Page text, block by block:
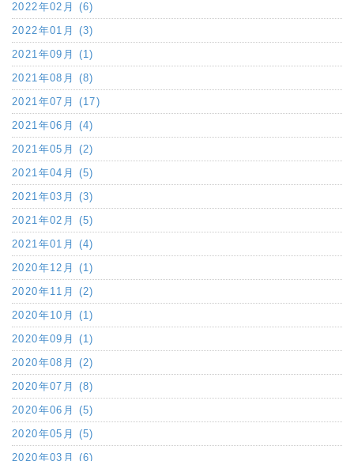
2022年02月 (6)
2022年01月 (3)
2021年09月 (1)
2021年08月 (8)
2021年07月 (17)
2021年06月 (4)
2021年05月 (2)
2021年04月 (5)
2021年03月 (3)
2021年02月 (5)
2021年01月 (4)
2020年12月 (1)
2020年11月 (2)
2020年10月 (1)
2020年09月 (1)
2020年08月 (2)
2020年07月 (8)
2020年06月 (5)
2020年05月 (5)
2020年03月 (6)